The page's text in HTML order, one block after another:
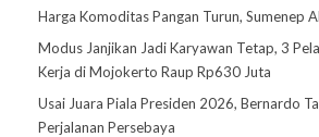
Harga Komoditas Pangan Turun, Sumenep
Modus Janjikan Jadi Karyawan Tetap, 3
Kerja di Mojokerto Raup Rp630 Juta
Usai Juara Piala Presiden 2026, Bernardo
Perjalanan Persebaya